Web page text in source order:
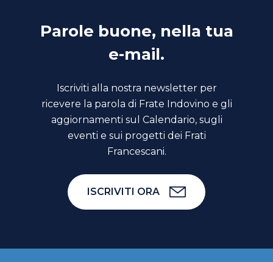
Parole buone, nella tua
e-mail.
Iscriviti alla nostra newsletter per
ricevere la parola di Frate Indovino e gli
aggiornamenti sul Calendario, sugli
eventi e sui progetti dei Frati
Francescani.
ISCRIVITI ORA